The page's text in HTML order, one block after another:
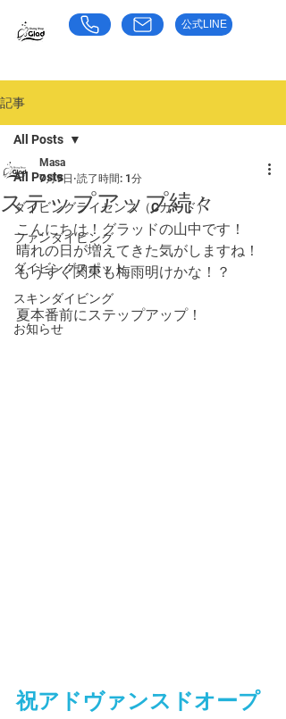
公式LINE
記事
All Posts
ダイビングライセンス（Cカード）
ファンダイビング
ダイビングスポット
スキンダイビング
お知らせ
All Posts
ステップアップ続々
Masa
7月9日 読了時間: 1分
こんにちは！グラッドの山中です！
晴れの日が増えてきた気がしますね！
もうすぐ関東も梅雨明けかな！？
夏本番前にステップアップ！
祝アドヴァンスドオープ